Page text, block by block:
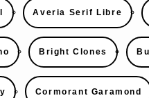
Averia Serif Libre
Bright Clones
Cormorant Garamond